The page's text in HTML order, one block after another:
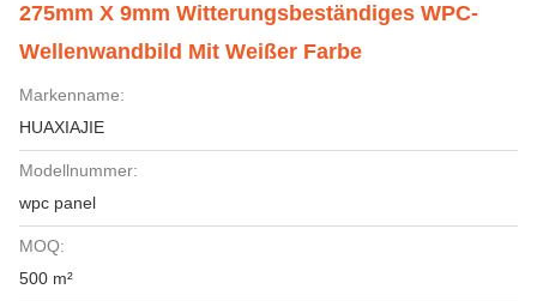
275mm X 9mm Witterungsbeständiges WPC-
Wellenwandbild Mit Weißer Farbe
Markenname:
HUAXIAJIE
Modellnummer:
wpc panel
MOQ:
500 m²